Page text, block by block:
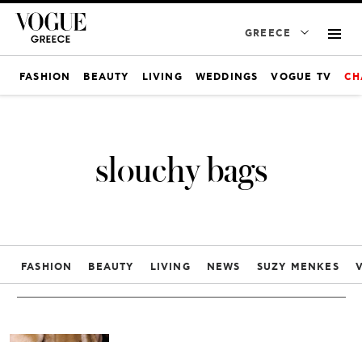
GREECE
FASHION BEAUTY LIVING WEDDINGS VOGUE TV
slouchy bags
FASHION BEAUTY LIVING NEWS SUZY MENKES